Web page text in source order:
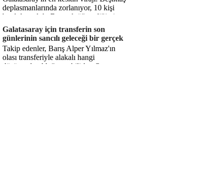
deplasmanlarında zorlanıyor, 10 kişi
bırakılıyorduk. Bu artık öğrendiğimiz
bir gerçek. Sane...
Galatasaray için transferin son
günlerinin sancılı geleceği bir gerçek
Takip edenler, Barış Alper Yılmaz'ın
olası transferiyle alakalı hangi
düşüncede olduğumu bilirler. O